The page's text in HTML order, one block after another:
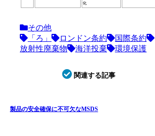
化
その他
「ろ」
ロンドン条約
国際条約
放射性廃棄物
海洋投棄 環境保護
関連する記事
製品の安全確保に不可欠なMSDS